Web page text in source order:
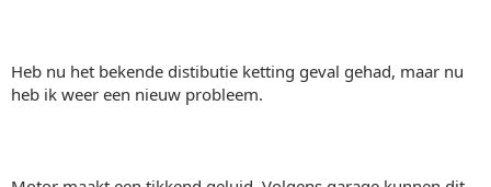
Heb nu het bekende distibutie ketting geval gehad, maar nu
heb ik weer een nieuw probleem.